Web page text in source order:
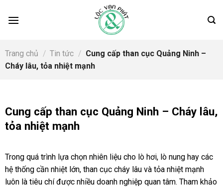
Trang chủ / Tin tức / Cung cấp than cục Quảng Ninh –
Cháy lâu, tỏa nhiệt mạnh
Cung cấp than cục Quảng Ninh – Cháy lâu,
tỏa nhiệt mạnh
Trong quá trình lựa chọn nhiên liệu cho lò hơi, lò nung hay các
hệ thống cần nhiệt lớn, than cục cháy lâu và tỏa nhiệt mạnh
luôn là tiêu chí được nhiều doanh nghiệp quan tâm. Tham khảo